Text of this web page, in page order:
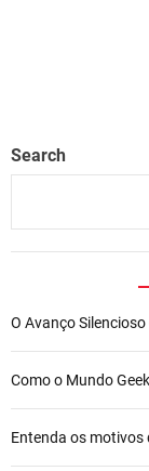
Search
O Avanço
Como o Mundo
Entenda os motivos